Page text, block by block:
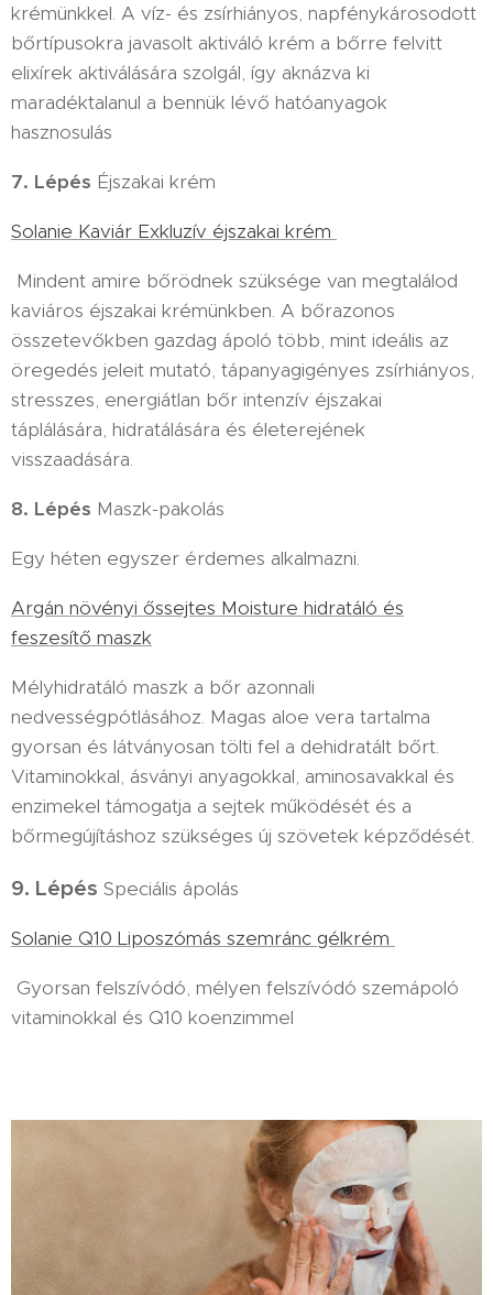
krémünkkel. A víz- és zsírhiányos, napfénykárosodott
bőrtípusokra javasolt aktiváló krém a bőrre felvitt
elixírek aktiválására szolgál, így aknázva ki
maradéktalanul a bennük lévő hatóanyagok
hasznosulás
7. Lépés Éjszakai krém
Solanie Kaviár Exkluzív éjszakai krém
Mindent amire bőrödnek szüksége van megtalálod
kaviáros éjszakai krémünkben. A bőrazonos
összetevőkben gazdag ápoló több, mint ideális az
öregedés jeleit mutató, tápanyagigényes zsírhiányos,
stresszes, energiátlan bőr intenzív éjszakai
táplálására, hidratálására és életerejének
visszaadására.
8. Lépés Maszk-pakolás
Egy héten egyszer érdemes alkalmazni.
Argán növényi őssejtes Moisture hidratáló és
feszesítő maszk
Mélyhidratáló maszk a bőr azonnali
nedvességpótlásához. Magas aloe vera tartalma
gyorsan és látványosan tölti fel a dehidratált bőrt.
Vitaminokkal, ásványi anyagokkal, aminosavakkal és
enzimekel támogatja a sejtek működését és a
bőrmegújításhoz szükséges új szövetek képződését.
9. Lépés Speciális ápolás
Solanie Q10 Liposzómás szemránc gélkrém
Gyorsan felszívódó, mélyen felszívódó szemápoló
vitaminokkal és Q10 koenzimmel